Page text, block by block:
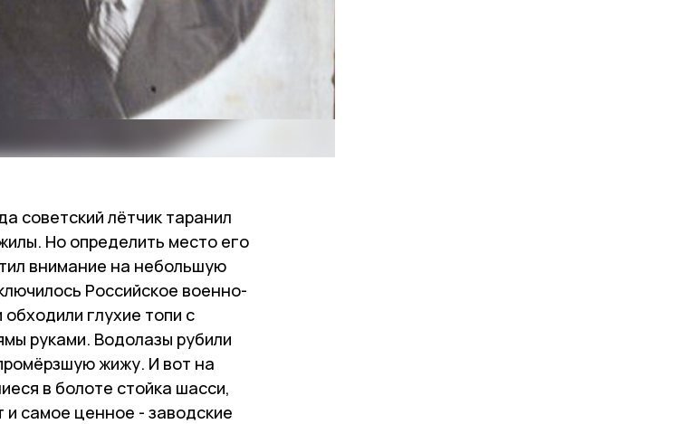
советский лётчик таранил
Но определить место его
внимание на небольшую
Российское военно-
глухие топи с
руками. Водолазы рубили
жижу. И вот на
в болоте стойка шасси,
и самое ценное - заводские